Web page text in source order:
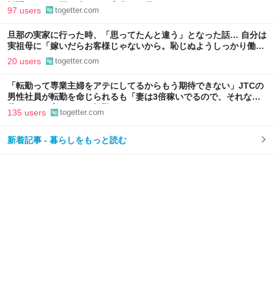
勧誘はやたら圧が強いが、本当にお得なの？
97 users togetter.com
旦那の実家に行った時、「思ってたんと違う」となった話… 自分は
実祖母に「嫁いだらお客様じゃないから。恥じぬようしっかり働
け」と言われていたので、嫁ぎ先で嫌われたら終わりと思い、張り
切っていた
20 users togetter.com
「転勤って専業主婦をアテにしてるからもう期待できない」JTCの
男性社員が転勤を命じられるも「妻は3倍稼いでるので、それなら
辞める」と言ったら、転勤がなくなった
135 users togetter.com
新着記事 - 暮らしをもっと読む